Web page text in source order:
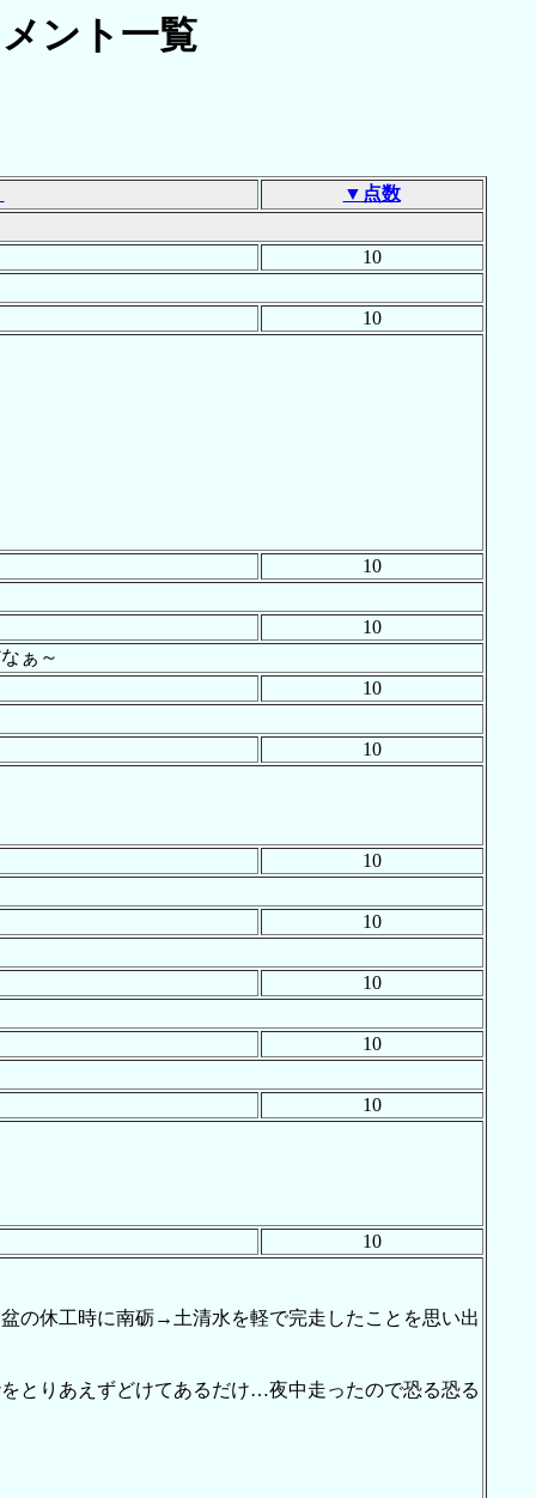
ント一覧
▼点数
10
10
10
10
ぁ～
10
10
10
10
10
10
10
10
の休工時に南砺→土清水を軽で完走したことを思い出
とりあえずどけてあるだけ…夜中走ったので恐る恐る